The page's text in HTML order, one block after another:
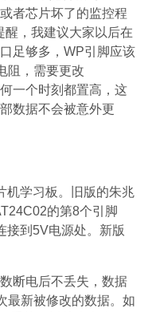
者芯片坏了的监控程
醒，我建议大家以后在
足够多，WP引脚应该
阻，需要更改
一个时刻都置高，这
数据不会被意外更
机学习板。旧版的朱兆
的第8个引脚
接到5V电源处。新版
断电后不丢失，数据
最新被修改的数据。如